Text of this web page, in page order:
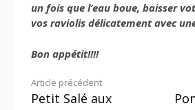
un fois que l’eau boue, baisser
vos raviolis délicatement avec
Bon appétit!!!!
Lire
Article précédent
Petit Salé aux